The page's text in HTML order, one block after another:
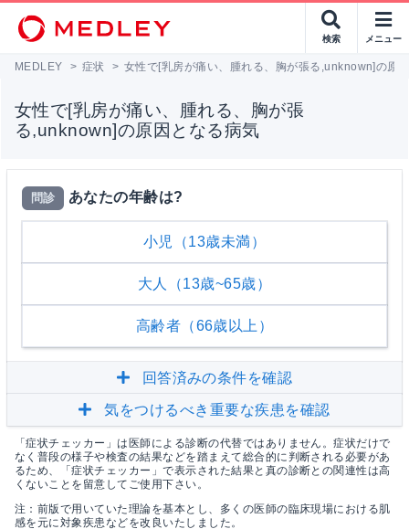
検索 メニュー
MEDLEY > 症状 > 女性で[乳房が痛い、腫れる、胸が張る,unknown]の原
女性で[乳房が痛い、腫れる、胸が張
る,unknown]の原因となる病気
問診 あなたの年齢は?
小児（13歳未満）
大人（13歳~65歳）
高齢者（66歳以上）
回答済みの条件を確認
気をつけるべき重要な疾患を確認
「症状チェッカー」は医師による診断の代替ではありません。症状だけで
なく普段の様子や検査の結果などを踏まえて総合的に判断される必要があ
るため、「症状チェッカー」で表示された結果と真の診断との関連性は高
くないことを留意してご使用下さい。
注：前版で用いていた理論を基本とし、多くの医師の臨床現場における肌
感を元に対象疾患などを改良いたしました。